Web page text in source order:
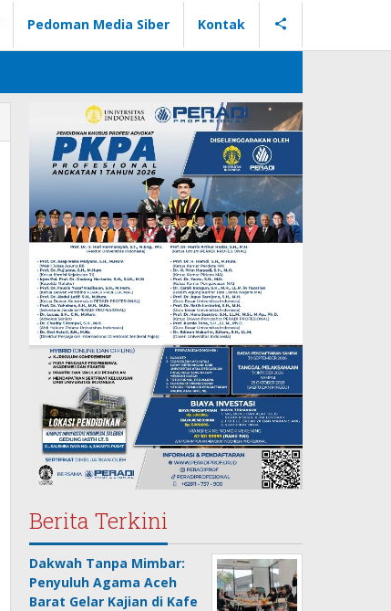
Pedoman Media Siber Kontak
Berita Terkini
Dakwah Tanpa Mimbar:
Penyuluh Agama Aceh
Barat Gelar Kajian di Kafe